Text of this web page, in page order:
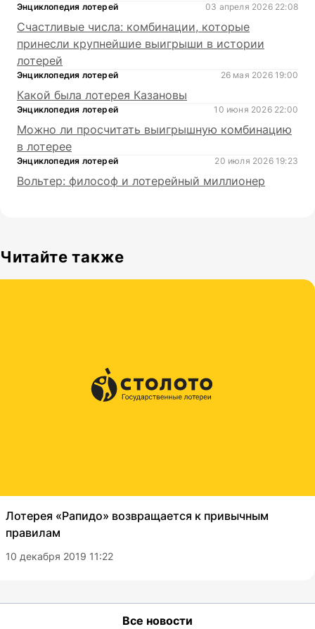
Энциклопедия лотерей 03 апреля 2026 22:08
Счастливые числа: комбинации, которые
принесли крупнейшие выигрыши в истории
лотерей
Энциклопедия лотерей 26 мая 2026 19:00
Какой была лотерея Казановы
Энциклопедия лотерей 10 июня 2026 22:00
Можно ли просчитать выигрышную комбинацию
в лотерее
Энциклопедия лотерей 20 июля 2026 19:23
Вольтер: философ и лотерейный миллионер
Читайте также
Лотерея «Рапидо» возвращается к привычным
правилам
10 декабря 2019 11:22
Все новости